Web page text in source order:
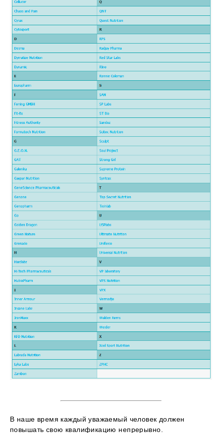
В наше время каждый уважаемый человек должен
повышать свою квалификацию непрерывно.